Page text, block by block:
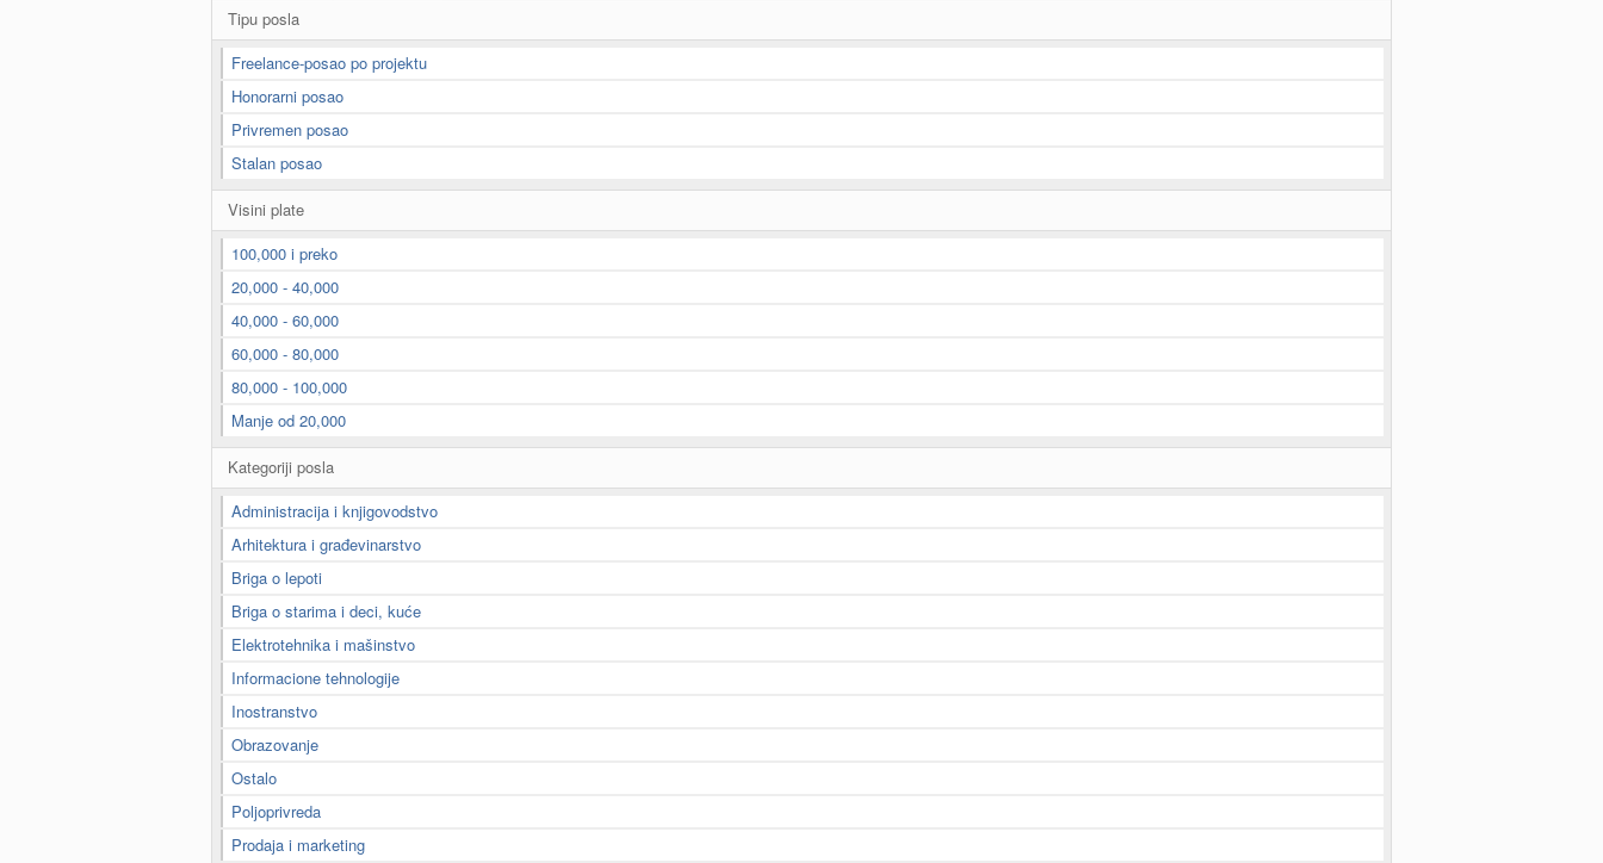
Tipu posla
Freelance-posao po projektu
Honorarni posao
Privremen posao
Stalan posao
Visini plate
100,000 i preko
20,000 - 40,000
40,000 - 60,000
60,000 - 80,000
80,000 - 100,000
Manje od 20,000
Kategoriji posla
Administracija i knjigovodstvo
Arhitektura i građevinarstvo
Briga o lepoti
Briga o starima i deci, kuće
Elektrotehnika i mašinstvo
Informacione tehnologije
Inostranstvo
Obrazovanje
Ostalo
Poljoprivreda
Prodaja i marketing